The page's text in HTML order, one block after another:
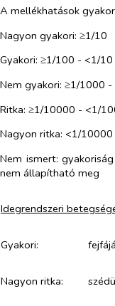
A mellékhatások
Nagyon gyakori: ≥1/10
Gyakori: ≥1/100 - <1/10
Nem gyakori: ≥1/1000
Ritka: ≥1/10000 - <1/
Nagyon ritka: <1/10000
Nem ismert:gyakoriság
nem állapítható meg
Idegrendszeri
Gyakori:
Nagyon ritka: